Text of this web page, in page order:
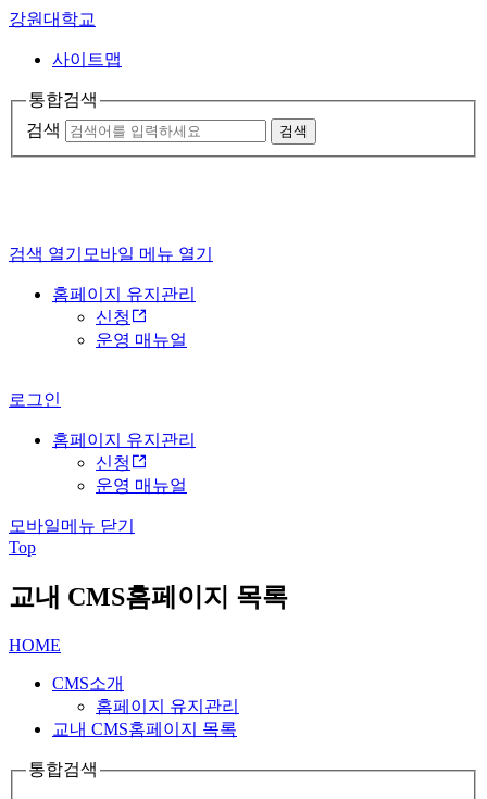
강원대학교
사이트맵
통합검색
검색
검색
검색 열기 모바일 메뉴 열기
홈페이지 유지관리
신청
운영 매뉴얼
로그인
홈페이지 유지관리
신청
운영 매뉴얼
모바일메뉴 닫기
Top
교내 CMS홈페이지 목록
HOME
CMS소개
홈페이지 유지관리
교내 CMS홈페이지 목록
통합검색